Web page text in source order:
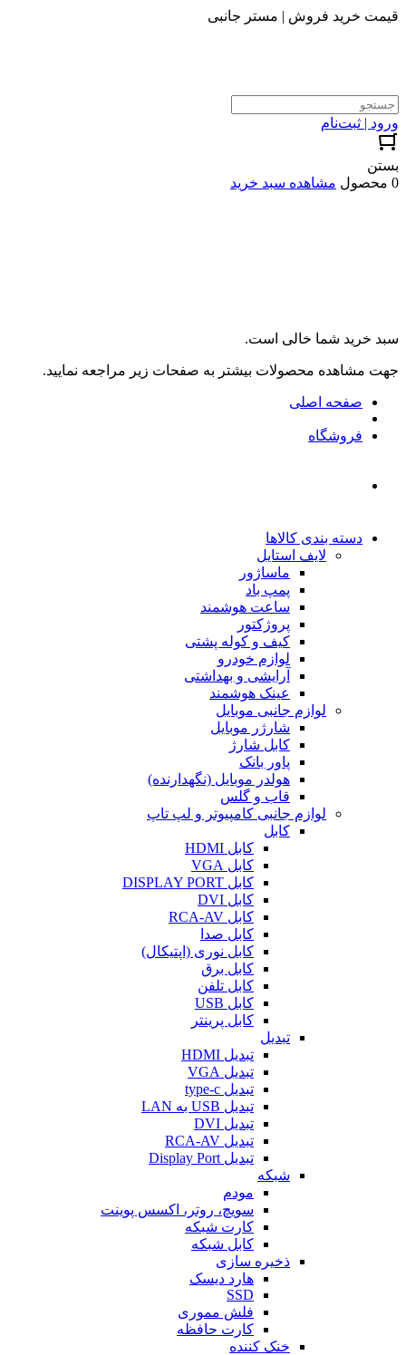
قیمت خرید فروش | مستر جانبی
ورود | ثبت‌نام
بستن
0 محصول
مشاهده سبد خرید
سبد خرید شما خالی است.
جهت مشاهده محصولات بیشتر به صفحات زیر مراجعه نمایید.
صفحه اصلی
فروشگاه
دسته بندی کالاها
لایف استایل
ماساژور
پمپ باد
ساعت هوشمند
پروژکتور
کیف و کوله پشتی
لوازم خودرو
آرایشی و بهداشتی
عینک هوشمند
لوازم جانبی موبایل
شارژر موبایل
کابل شارژ
پاور بانک
هولدر موبایل (نگهدارنده)
قاب و گلس
لوازم جانبی کامپیوتر و لپ تاپ
کابل
کابل HDMI
کابل VGA
کابل DISPLAY PORT
کابل DVI
کابل RCA-AV
کابل صدا
کابل نوری (اپتیکال)
کابل برق
کابل تلفن
کابل USB
کابل پرینتر
تبدیل
تبدیل HDMI
تبدیل VGA
تبدیل type-c
تبدیل USB به LAN
تبدیل DVI
تبدیل RCA-AV
تبدیل Display Port
شبکه
مودم
سویچ، روتر، اکسس پوینت
کارت شبکه
کابل شبکه
ذخیره سازی
هارد دیسک
SSD
فلش مموری
کارت حافظه
خنک کننده